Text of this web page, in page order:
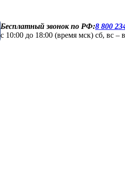
Бесплатный звонок по РФ:8 800
с 10:00 до 18:00 (время мск) сб, вс –